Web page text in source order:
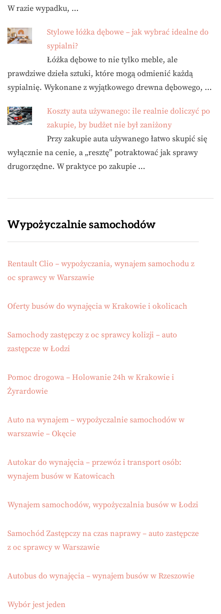
W razie wypadku, …
Stylowe łóżka dębowe – jak wybrać idealne do
sypialni?
Łóżka dębowe to nie tylko meble, ale
prawdziwe dzieła sztuki, które mogą odmienić każdą
sypialnię. Wykonane z wyjątkowego drewna dębowego, …
Koszty auta używanego: ile realnie doliczyć po
zakupie, by budżet nie był zaniżony
Przy zakupie auta używanego łatwo skupić się
wyłącznie na cenie, a „resztę” potraktować jak sprawy
drugorzędne. W praktyce po zakupie …
Wypożyczalnie samochodów
Rentault Clio – wypożyczania, wynajem samochodu z
oc sprawcy w Warszawie
Oferty busów do wynajęcia w Krakowie i okolicach
Samochody zastępczy z oc sprawcy kolizji – auto
zastępcze w Łodzi
Pomoc drogowa – Holowanie 24h w Krakowie i
Żyrardowie
Auto na wynajem – wypożyczalnie samochodów w
warszawie – Okęcie
Autokar do wynajęcia – przewóz i transport osób:
wynajem busów w Katowicach
Wynajem samochodów, wypożyczalnia busów w Łodzi
Samochód Zastępczy na czas naprawy – auto zastępcze
z oc sprawcy w Warszawie
Autobus do wynajęcia – wynajem busów w Rzeszowie
Wybór jest jeden